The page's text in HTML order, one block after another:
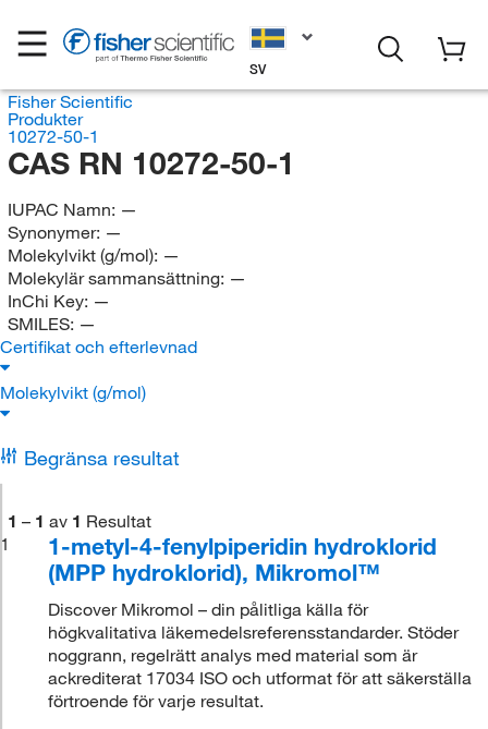
SV
Fisher Scientific
Produkter
10272-50-1
CAS RN 10272-50-1
IUPAC Namn: —
Synonymer: —
Molekylvikt (g/mol): —
Molekylär sammansättning: —
InChi Key: —
SMILES: —
Certifikat och efterlevnad
Molekylvikt (g/mol)
Begränsa resultat
1 – 1 av 1 Resultat
1
1-metyl-4-fenylpiperidin hydroklorid
(MPP hydroklorid), Mikromol™
Discover Mikromol – din pålitliga källa för
högkvalitativa läkemedelsreferensstandarder. Stöder
noggrann, regelrätt analys med material som är
ackrediterat 17034 ISO och utformat för att säkerställa
förtroende för varje resultat.